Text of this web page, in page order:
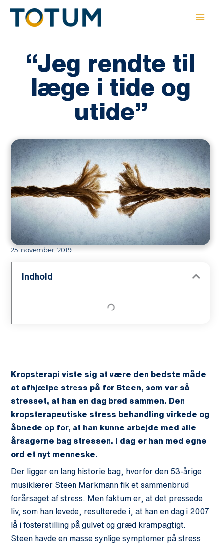
“Jeg rendte til
læge i tide og
utide”
25. november, 2019
Indhold
Kropsterapi viste sig at være den bedste måde
at afhjælpe stress på for Steen, som var så
stresset, at han en dag brød sammen. Den
kropsterapeutiske stress behandling virkede og
åbnede op for, at han kunne arbejde med alle
årsagerne bag stressen. I dag er han med egne
ord et nyt menneske.
Der ligger en lang historie bag, hvorfor den 53-årige
musiklærer Steen Markmann fik et sammenbrud
forårsaget af stress. Men faktum er, at det pressede
liv, som han levede, resulterede i, at han en dag i 2007
lå i fosterstilling på gulvet og græd krampagtigt.
Steen havde en masse synlige symptomer på stress